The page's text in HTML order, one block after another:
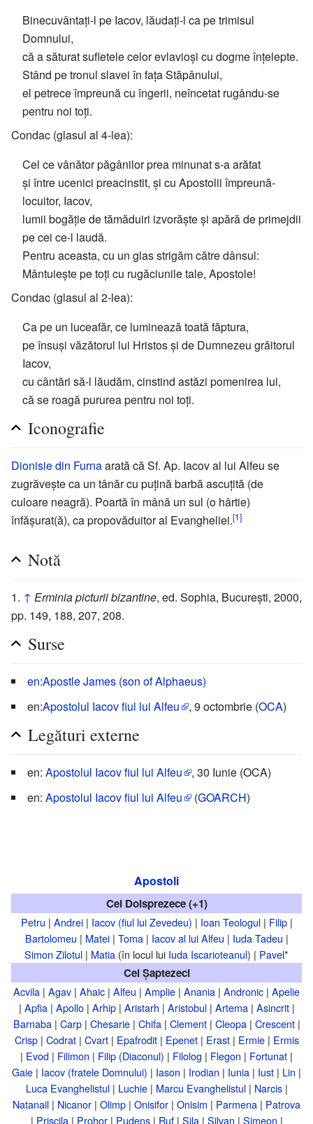
Binecuvântați-l pe Iacov, lăudați-l ca pe trimisul
Domnului,
că a săturat sufletele celor evlavioși cu dogme înțelepte.
Stând pe tronul slavei în fața Stăpânului,
el petrece împreună cu îngerii, neîncetat rugându-se
pentru noi toți.
Condac (glasul al 4-lea):
Cel ce vânător păgânilor prea minunat s-a arătat
și între ucenici preacinstit, și cu Apostolii împreună-
locuitor, Iacov,
lumii bogăție de tămăduiri izvorăște și apără de primejdii
pe cei ce-l laudă.
Pentru aceasta, cu un glas strigăm către dânsul:
Mântuiește pe toți cu rugăciunile tale, Apostole!
Condac (glasul al 2-lea):
Ca pe un luceafăr, ce luminează toată făptura,
pe însuși văzătorul lui Hristos și de Dumnezeu grăitorul
Iacov,
cu cântări să-l lăudăm, cinstind astăzi pomenirea lui,
că se roagă pururea pentru noi toți.
Iconografie
Dionisie din Furnaarată că Sf. Ap. Iacov al lui Alfeu se
zugrăvește ca un tânăr cu puțină barbă ascuțită (de
culoare neagră). Poartă în mână un sul (o hârtie)
înfășurat(ă), ca propovăduitor al Evangheliei.[1]
Notă
↑ Erminia picturii bizantine, ed. Sophia, București, 2000,
pp. 149, 188, 207, 208.
Surse
en:Apostle James (son of Alphaeus)
en:Apostolul Iacov fiul lui Alfeu , 9 octombrie (OCA)
Legături externe
en: Apostolul Iacov fiul lui Alfeu
, 30 Iunie (OCA)
en: Apostolul Iacov fiul lui Alfeu (GOARCH)
Apostoli
Cei Doisprezece (+1)
Petru | Andrei| Iacov (fiul lui Zevedeu) | Ioan Teologul| Filip|
Bartolomeu | Matei| Toma| Iacov al lui Alfeu | Iuda Tadeu |
Simon Zilotul | Matia (în locul lui Iuda Iscarioteanul) | Pavel*
Cei Șaptezeci
Acvila | Agav | Ahaic | Alfeu | Amplie | Anania | Andronic | Apelie
| Apfia| Apollo| Arhip| Aristarh | Aristobul| Artema| Asincrit|
Barnaba| Carp| Chesarie| Chifa| Clement| Cleopa| Crescent|
Crisp| Codrat| Cvart| Epafrodit| Epenet| Erast| Ermie| Ermis
| Evod | Filimon | Filip (Diaconul) | Filolog | Flegon | Fortunat |
Gaie | Iacov (fratele Domnului) | Iason | Irodian | Iunia | Iust | Lin |
Luca Evanghelistul| Luchie| Marcu Evanghelistul| Narcis|
Natanail | Nicanor | Olimp | Onisifor | Onisim | Parmena | Patrova
| Priscila| Prohor| Pudens| Ruf| Sila| Silvan | Simeon |